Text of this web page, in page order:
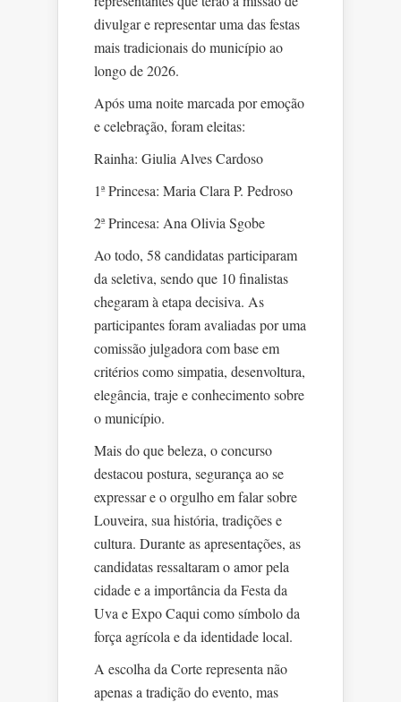
divulgar e representar uma das festas
mais tradicionais do município ao
longo de 2026.
Após uma noite marcada por emoção
e celebração, foram eleitas:
Rainha: Giulia Alves Cardoso
1ª Princesa: Maria Clara P. Pedroso
2ª Princesa: Ana Olivia Sgobe
Ao todo, 58 candidatas participaram
da seletiva, sendo que 10 finalistas
chegaram à etapa decisiva. As
participantes foram avaliadas por uma
comissão julgadora com base em
critérios como simpatia, desenvoltura,
elegância, traje e conhecimento sobre
o município.
Mais do que beleza, o concurso
destacou postura, segurança ao se
expressar e o orgulho em falar sobre
Louveira, sua história, tradições e
cultura. Durante as apresentações, as
candidatas ressaltaram o amor pela
cidade e a importância da Festa da
Uva e Expo Caqui como símbolo da
força agrícola e da identidade local.
A escolha da Corte representa não
apenas a tradição do evento, mas